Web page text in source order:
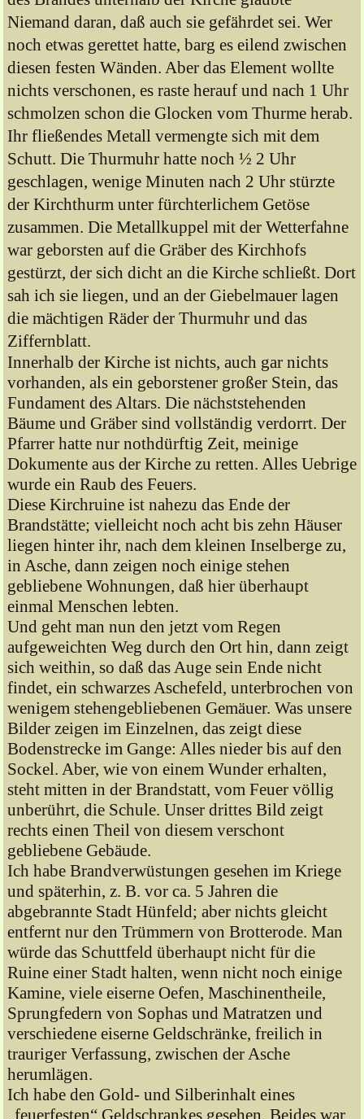
Niemand daran, daß auch sie gefährdet sei. Wer
noch etwas gerettet hatte, barg es eilend zwischen
diesen festen Wänden. Aber das Element wollte
nichts verschonen, es raste herauf und nach 1 Uhr
schmolzen schon die Glocken vom Thurme herab.
Ihr fließendes Metall vermengte sich mit dem
Schutt. Die Thurmuhr hatte noch ½ 2 Uhr
geschlagen, wenige Minuten nach 2 Uhr stürzte
der Kirchthurm unter fürchterlichem Getöse
zusammen. Die Metallkuppel mit der Wetterfahne
war geborsten auf die Gräber des Kirchhofs
gestürzt, der sich dicht an die Kirche schließt. Dort
sah ich sie liegen, und an der Giebelmauer lagen
die mächtigen Räder der Thurmuhr und das
Ziffernblatt.
Innerhalb der Kirche ist nichts, auch gar nichts
vorhanden, als ein geborstener großer Stein, das
Fundament des Altars. Die nächststehenden
Bäume und Gräber sind vollständig verdorrt. Der
Pfarrer hatte nur nothdürftig Zeit, meinige
Dokumente aus der Kirche zu retten. Alles Uebrige
wurde ein Raub des Feuers.
Diese Kirchruine ist nahezu das Ende der
Brandstätte; vielleicht noch acht bis zehn Häuser
liegen hinter ihr, nach dem kleinen Inselberge zu,
in Asche, dann zeigen noch einige stehen
gebliebene Wohnungen, daß hier überhaupt
einmal Menschen lebten.
Und geht man nun den jetzt vom Regen
aufgeweichten Weg durch den Ort hin, dann zeigt
sich weithin, so daß das Auge sein Ende nicht
findet, ein schwarzes Aschefeld, unterbrochen von
wenigem stehengebliebenen Gemäuer. Was unsere
Bilder zeigen im Einzelnen, das zeigt diese
Bodenstrecke im Gange: Alles nieder bis auf den
Sockel. Aber, wie von einem Wunder erhalten,
steht mitten in der Brandstatt, vom Feuer völlig
unberührt, die Schule. Unser drittes Bild zeigt
rechts einen Theil von diesem verschont
gebliebene Gebäude.
Ich habe Brandverwüstungen gesehen im Kriege
und späterhin, z. B. vor ca. 5 Jahren die
abgebrannte Stadt Hünfeld; aber nichts gleicht
entfernt nur den Trümmern von Brotterode. Man
würde das Schuttfeld überhaupt nicht für die
Ruine einer Stadt halten, wenn nicht noch einige
Kamine, viele eiserne Oefen, Maschinentheile,
Sprungfedern von Sophas und Matratzen und
verschiedene eiserne Geldschränke, freilich in
trauriger Verfassung, zwischen der Asche
herumlägen.
Ich habe den Gold- und Silberinhalt eines
„feuerfesten“ Geldschrankes gesehen. Beides war